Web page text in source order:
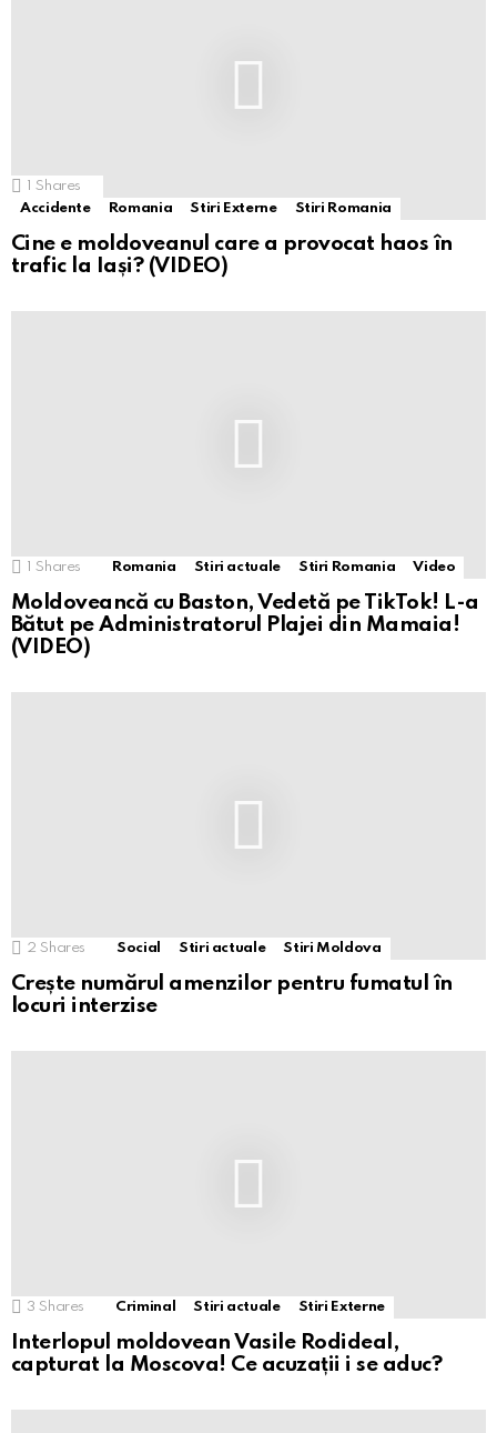
Shares
Accidente
Romania Stiri Externe Stiri Romania
Cine e moldoveanul care a provocat haos în
trafic la Iași? (VIDEO)
Shares Romania Stiri actuale Stiri Romania Video
Moldoveancă cu Baston, Vedetă pe TikTok! L-a
Bătut pe Administratorul Plajei din Mamaia!
(VIDEO)
2 Shares Social Stiri actuale Stiri Moldova
Crește numărul amenzilor pentru fumatul în
locuri interzise
3 Shares Criminal Stiri actuale Stiri Externe
Interlopul moldovean Vasile Rodideal,
capturat la Moscova! Ce acuzații i se aduc?